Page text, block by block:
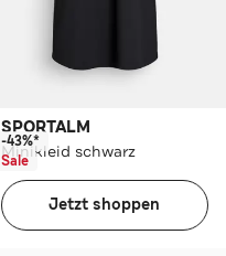
SPORTALM
Minikleid schwarz
-43%*
Sale
Jetzt shoppen